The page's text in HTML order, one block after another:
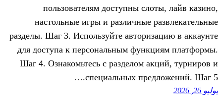
пользователям доступны
настольные игры и различные
разделы. Шаг 3. Используйте
для доступа к персональным
Шаг 4. Ознакомьтесь с разделом
специальных